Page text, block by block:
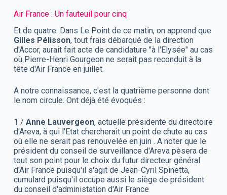
Air France : Un fauteuil pour cinq
Et de quatre. Dans Le Point de ce matin, on apprend que
Gilles Pélisson, tout frais débarqué de la direction
d'Accor, aurait fait acte de candidature "à l'Elysée" au cas
où Pierre-Henri Gourgeon ne serait pas reconduit à la
tête d'Air France en juillet.
A notre connaissance, c'est la quatrième personne dont
le nom circule. Ont déjà été évoqués :
1 / Anne Lauvergeon, actuelle présidente du directoire
d'Areva, à qui l'Etat chercherait un point de chute au cas
où elle ne serait pas renouvelée en juin. A noter que le
président du conseil de surveillance d'Areva pèsera de
tout son point pour le choix du futur directeur général
d'Air France puisqu'il s'agit de Jean-Cyril Spinetta,
cumulard puisqu'il occupe aussi le siège de président
du conseil d'administation d'Air France